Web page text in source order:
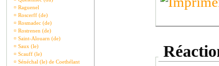
¤ Raguenel
¤ Roscerff (de)
¤ Rosmadec (de)
¤ Rostrenen (de)
¤ Saint-Alouarn (de)
¤ Saux (le)
¤ Scauff (le)
¤ Sénéchal (le) de Coethélant